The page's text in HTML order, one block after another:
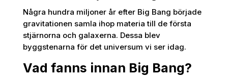
Några hundra miljoner år efter Big Bang började
gravitationen samla ihop materia till de första
stjärnorna och galaxerna. Dessa blev
byggstenarna för det universum vi ser idag.
Vad fanns innan Big Bang?